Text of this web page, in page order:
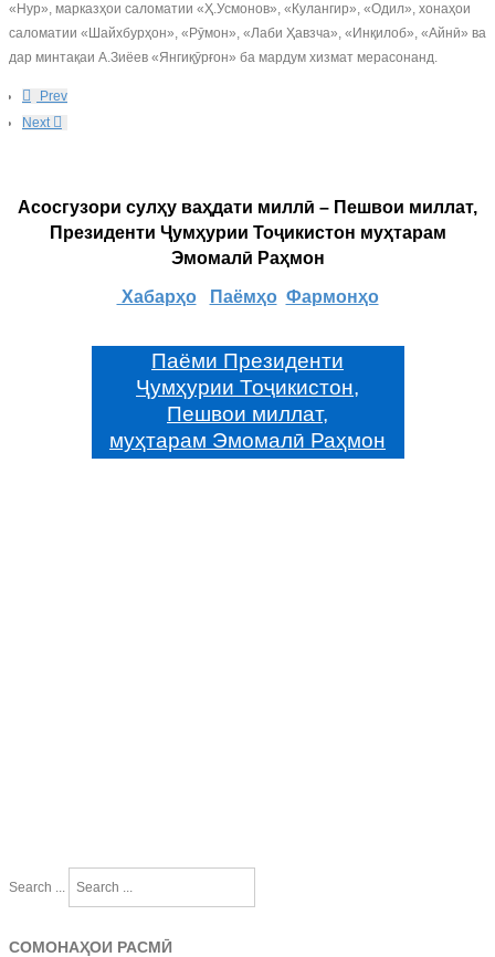
«Нур», марказҳои саломатии «Ҳ.Усмонов», «Кулангир», «Одил», хонаҳои
саломатии «Шайхбурҳон», «Рӯмон», «Лаби Ҳавзча», «Инқилоб», «Айнӣ» ва
дар минтақаи А.Зиёев «Янгиқӯрғон» ба мардум хизмат мерасонанд.
Prev
Next
Асосгузори сулҳу ваҳдати миллӣ – Пешвои миллат,
Президенти Ҷумҳурии Тоҷикистон муҳтарам
Эмомалӣ Раҳмон
Хабарҳо Паёмҳо Фармонҳо
Паёми Президенти
Ҷумҳурии Тоҷикистон,
Пешвои миллат,
муҳтарам Эмомалӣ Раҳмон
Search ...
СОМОНАҲОИ РАСМӢ